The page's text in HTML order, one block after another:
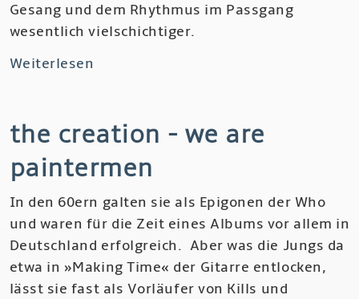
Gesang und dem Rhythmus im Passgang
wesentlich vielschichtiger.
Weiterlesen
Aman
Amassakoul,
The
Radio
Tisdas
Sessions
the creation - we are
paintermen
In den 60ern galten sie als Epigonen der Who
und waren für die Zeit eines Albums vor allem in
Deutschland erfolgreich. Aber was die Jungs da
etwa in »Making Time« der Gitarre entlocken,
lässt sie fast als Vorläufer von Kills und